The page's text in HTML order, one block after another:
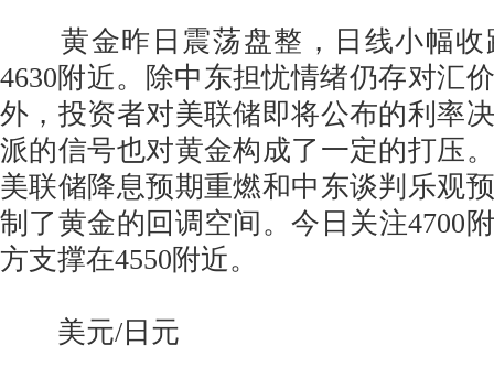
黄金昨日震荡盘整，日线小幅收
4630附近。除中东担忧情绪仍存对汇
外，投资者对美联储即将公布的利率
派的信号也对黄金构成了一定的打压
美联储降息预期重燃和中东谈判乐观
制了黄金的回调空间。今日关注4700
方支撑在4550附近。
美元/日元